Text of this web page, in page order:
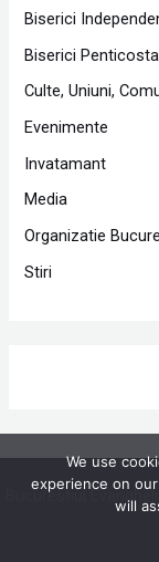
Biserici
Biserici
Culte, Uniuni,
Evenimente
Invatamant
Media
Organizatie
Stiri
Bucurestiul
We use
experience on
will